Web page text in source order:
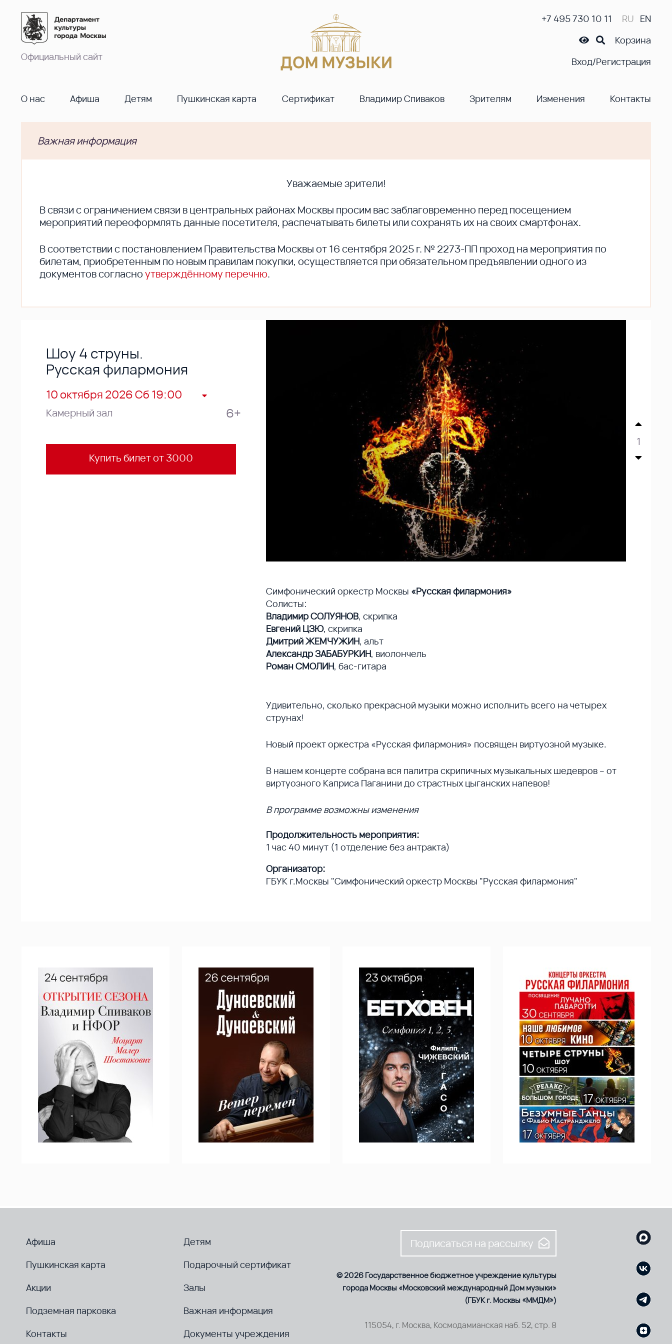
Официальный сайт
+7 495 730 10 11 RU EN
Корзина
Вход/Регистрация
О нас Афиша Детям Пушкинская карта Сертификат Владимир Спиваков Зрителям Изменения Контакты
Важная информация
Уважаемые зрители!
В cвязи с ограничением связи в центральных районах Москвы просим вас заблаговременно перед посещением
мероприятий переоформлять данные посетителя, распечатывать билеты или сохранять их на своих смартфонах.
В соответствии с постановлением Правительства Москвы от 16 сентября 2025 г. № 2273-ПП проход на мероприятия по
билетам, приобретенным по новым правилам покупки, осуществляется при обязательном предъявлении одного из
документов согласноутверждённому перечню.
Шоу 4 струны.
Русская филармония
10 октября 2026 Сб 19:00
Камерный зал 6+
Купить билет от 3000
1
Симфонический оркестр Москвы «Русская филармония»
Солисты:
Владимир СОЛУЯНОВ, скрипка
Евгений ЦЗЮ, скрипка
Дмитрий ЖЕМЧУЖИН, альт
Александр ЗАБАБУРКИН, виолончель
Роман СМОЛИН, бас-гитара
Удивительно, сколько прекрасной музыки можно исполнить всего на четырех
струнах!
Новый проект оркестра «Русская филармония» посвящен виртуозной музыке.
В нашем концерте собрана вся палитра скрипичных музыкальных шедевров – от
виртуозного Каприса Паганини до страстных цыганских напевов!
В программе возможны изменения
Продолжительность мероприятия:
1 час 40 минут (1 отделение без антракта)
Организатор:
ГБУК г.Москвы "Симфонический оркестр Москвы "Русская филармония"
Афиша
Детям
Пушкинская карта
Подарочный сертификат
Акции
Залы
Подземная парковка
Важная информация
Контакты
Документы учреждения
Подписаться на рассылку
© 2026 Государственное бюджетное учреждение культуры
города Москвы «Московский международный Дом музыки»
(ГБУК г. Москвы «ММДМ»)
115054, г. Москва, Космодамианская наб. 52, стр. 8